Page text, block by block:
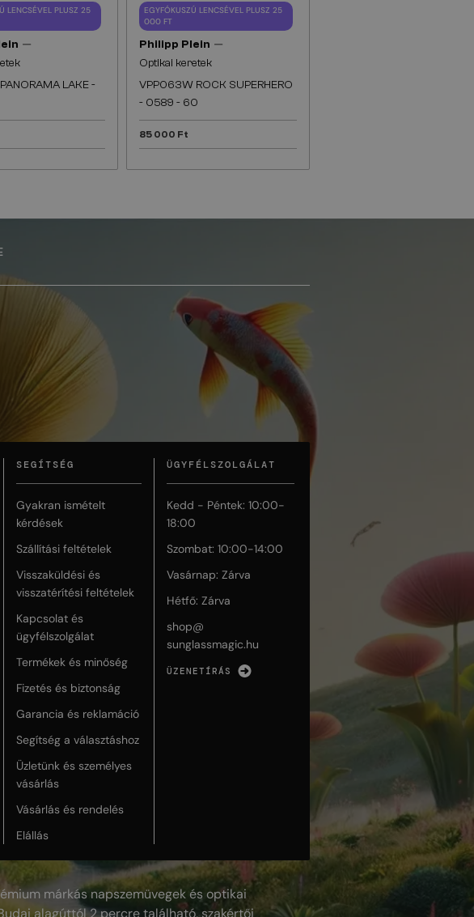
LENCSÉVEL PLUSZ 25
—
LAKE -
EGYFÓKUSZÚ LENCSÉVEL PLUSZ 25
000 FT
Philipp Plein —
Optikai keretek
VPP063W ROCK SUPERHERO
- 0589 - 60
85 000 Ft
SEGÍTSÉG
Gyakran ismételt
kérdések
Szállítási feltételek
Visszaküldési és
visszatérítési feltételek
Kapcsolat és
ügyfélszolgálat
Termékek és minőség
Fizetés és biztonság
Garancia és reklamáció
Segítség a választáshoz
Üzletünk és személyes
vásárlás
Vásárlás és rendelés
Elállás
ÜGYFÉLSZOLGÁLAT
Kedd - Péntek: 10:00-
18:00
Szombat: 10:00-14:00
Vasárnap: Zárva
Hétfő: Zárva
shop@
sunglassmagic.hu
ÜZENETÍRÁS
márkás napszemüvegek és optikai
alagúttól 2 percre található, szakértői